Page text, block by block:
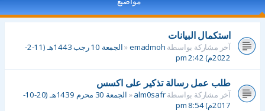
استكمال البيانات
آخر مشاركة بواسطة emadmoh
«
الجمعة 10 رجب 1443هـ (11-2-
2022م) 2:42 pm
طلب عمل رسالة تذكير على اكسس
آخر مشاركة بواسطةalm0safr
«
الجمعة 30 محرم 1439هـ (20-10-
2017م) 8:54 pm